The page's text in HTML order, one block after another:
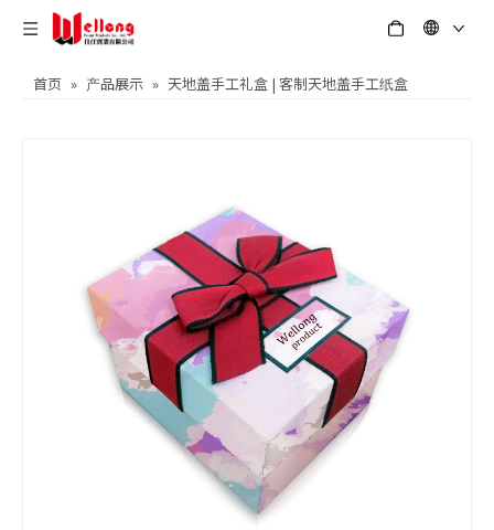
首页 » 产品展示 » 天地盖手工礼盒 | 客制天地盖手工纸盒